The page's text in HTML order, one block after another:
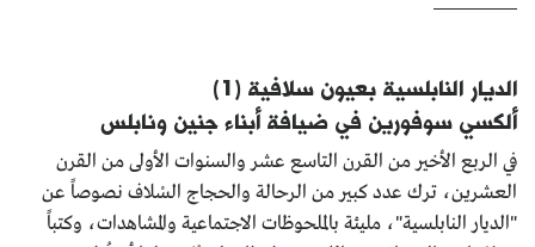
دفاتر
بالصورة
كتّابنا
الأرشيف
الديار النابلسية بعيون سلافية (1)
ألكسي سوفورين في ضيافة أبناء جنين ونابلس
في الربع الأخير من القرن التاسع عشر والسنوات الأولى من القرن
العشرين، ترك عدد كبير من الرحالة والحجاج السْلاف نصوصاً عن
"الديار النابلسية"، مليئة بالملحوظات الاجتماعية والمشاهدات، وكتباً